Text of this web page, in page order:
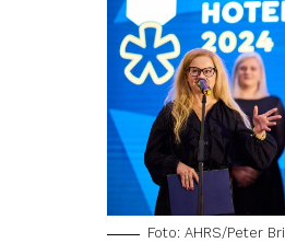
Foto: AHRS/Peter